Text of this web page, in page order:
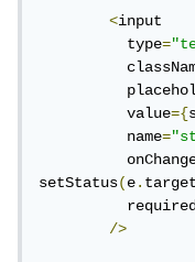
<input
type=
value={
name=
setStatus(e.
/>